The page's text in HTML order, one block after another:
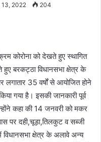
2022 204
कोरोना को देखते हुए स्थागित
बरकट्ठा विधानसभा क्षेत्र के
लगातार 35 वर्षों से आयोजित होने
गया है। इसकी जानकारी पूर्व
कहा की 14 जनवरी को मकर
पर दही,चूड़ा,तिलकुट व सब्जी
क्षेत्र के अलावे अन्य